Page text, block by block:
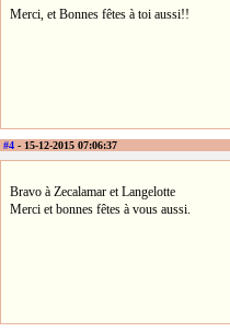
Merci, et Bonnes fêtes à toi aussi!!
#4 - 15-12-2015 07:06:37
Bravo à Zecalamar et Langelotte
Merci et bonnes fêtes à vous aussi.